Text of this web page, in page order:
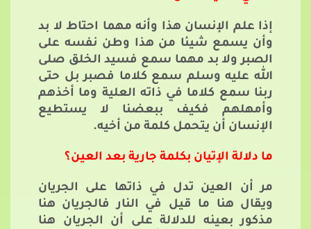
إذا علم الإنسان هذا وأنه مهما احتاط لا بد
وأن يسمع شيئا من هذا وطن نفسه على
الصبر ولا بد مهما سمع فسيد الخلق صلى
الله عليه وسلم سمع كلاما فصبر بل حتى
ربنا سمع كلاما في ذاته العلية وما أخذهم
وأمهلهم فكيف ببعضنا لا يستطيع
الإنسان أن يتحمل كلمة من أخيه.
ما دلالة الإتيان بكلمة جارية بعد العين؟
مر أن العين تدل في ذاتها على الجريان
ويقال هنا ما قيل في النار فالجريان هنا
مذكور بعينه للدلالة على أن الجريان هنا